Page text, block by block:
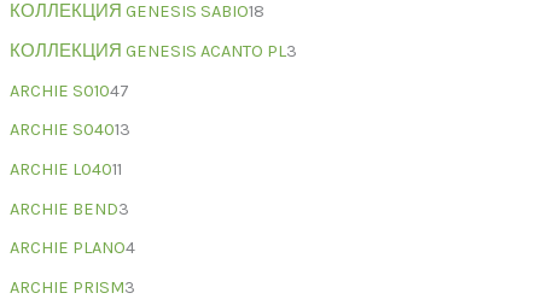
КОЛЛЕКЦИЯ GENESIS SABIO18
КОЛЛЕКЦИЯ GENESIS ACANTO PL3
ARCHIE S01047
ARCHIE S04013
ARCHIE L04011
ARCHIE BEND3
ARCHIE PLANO4
ARCHIE PRISM3